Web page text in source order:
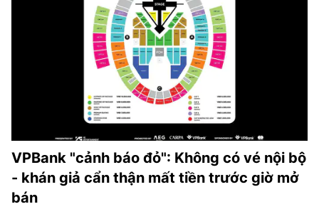
VPBank "cảnh báo đỏ": Không có vé nội bộ
- khán giả cẩn thận mất tiền trước giờ mở
bán